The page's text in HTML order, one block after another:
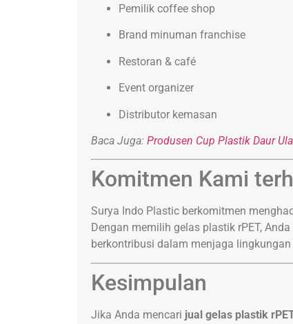
Pemilik coffee shop
Brand minuman franchise
Restoran & café
Event organizer
Distributor kemasan
Baca Juga: Produsen Cup Plastik Daur
Komitmen Kami
Surya Indo Plastic berkomitmen
Dengan memilih gelas plastik rPET,
berkontribusi dalam menjaga
Kesimpulan
Jika Anda mencari jual gelas plastik